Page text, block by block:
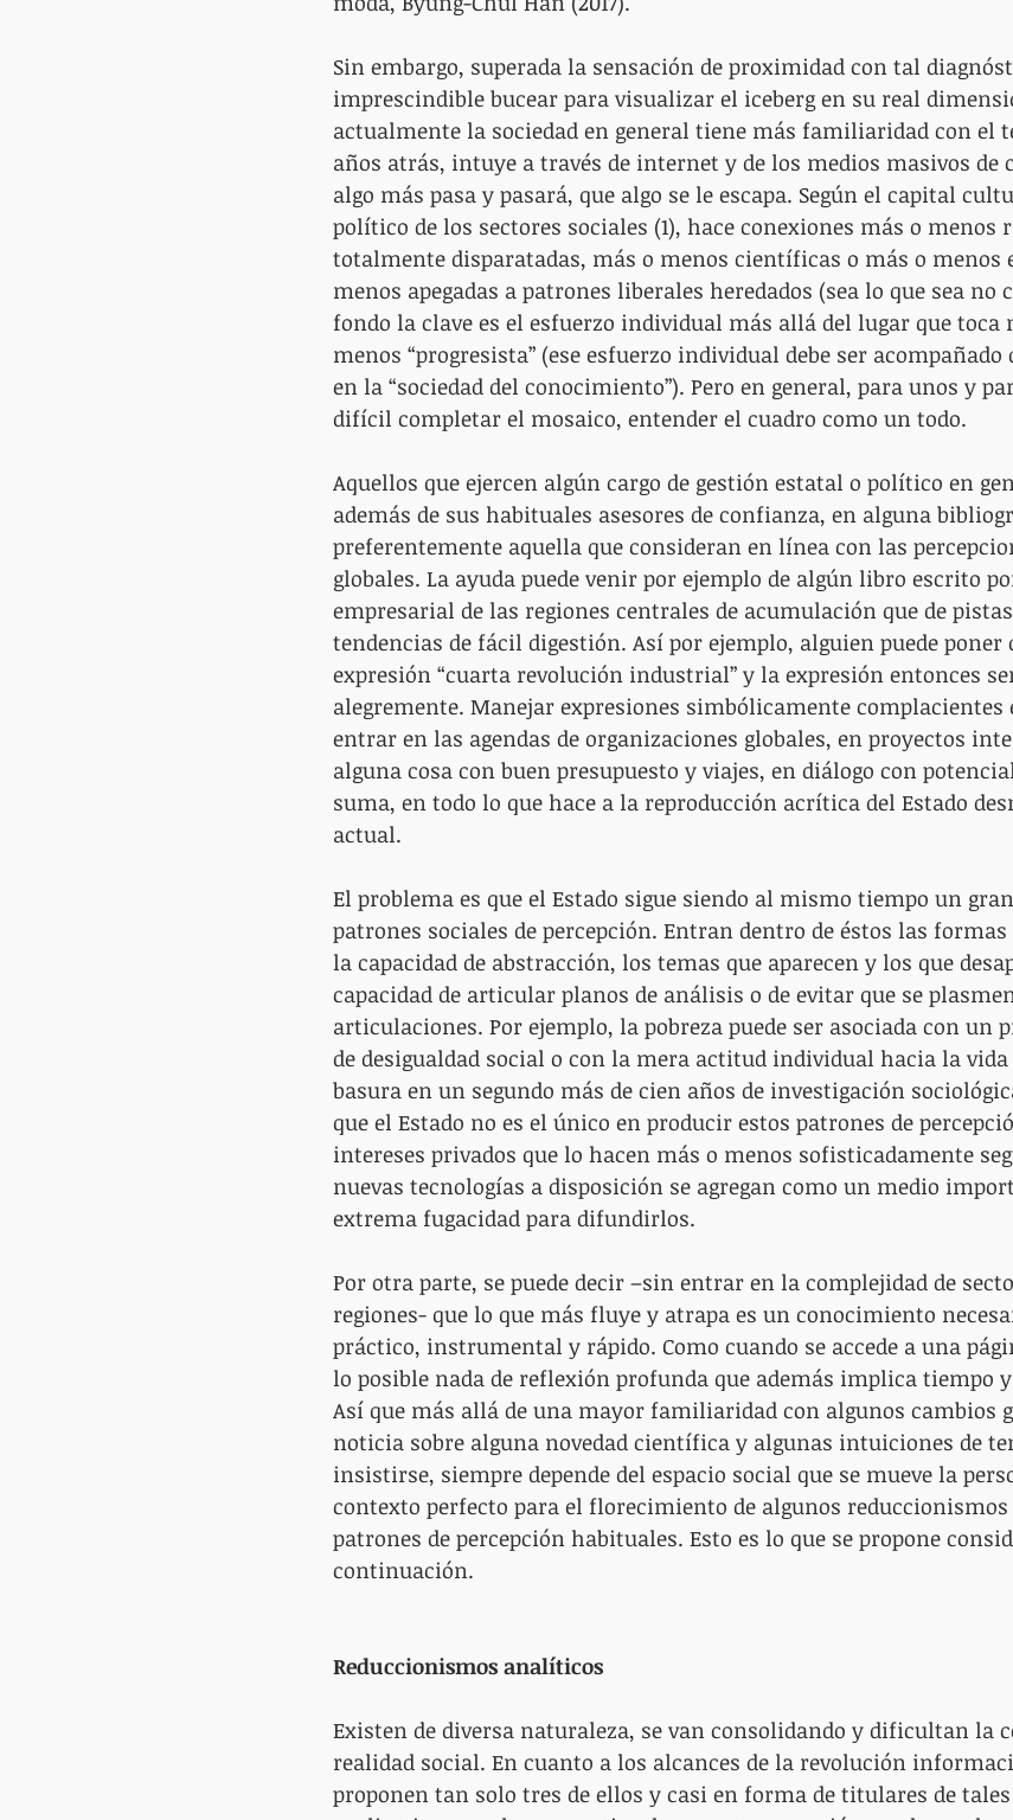
Sin embargo, superada la sensación de proximidad con tal
imprescindible bucear para visualizar el iceberg en su real
actualmente la sociedad en general tiene más familiaridad con el
años atrás, intuye a través de internet y de los medios masivos de
algo más pasa y pasará, que algo se le escapa. Según el capital
político de los sectores sociales (1), hace conexiones más o menos
totalmente disparatadas, más o menos científicas o más o menos
menos apegadas a patrones liberales heredados (sea lo que sea no
fondo la clave es el esfuerzo individual más allá del lugar que toca
menos “progresista” (ese esfuerzo individual debe ser acompañado
en la “sociedad del conocimiento”). Pero en general, para unos y
difícil completar el mosaico, entender el cuadro como un todo.
Aquellos que ejercen algún cargo de gestión estatal o político en
además de sus habituales asesores de confianza, en alguna
preferentemente aquella que consideran en línea con las
globales. La ayuda puede venir por ejemplo de algún libro escrito
empresarial de las regiones centrales de acumulación que de
tendencias de fácil digestión. Así por ejemplo, alguien puede poner
expresión “cuarta revolución industrial” y la expresión entonces
alegremente. Manejar expresiones simbólicamente complacientes
entrar en las agendas de organizaciones globales, en proyectos
alguna cosa con buen presupuesto y viajes, en diálogo con
suma, en todo lo que hace a la reproducción acrítica del Estado
actual.
El problema es que el Estado sigue siendo al mismo tiempo un
patrones sociales de percepción. Entran dentro de éstos las
la capacidad de abstracción, los temas que aparecen y los que
capacidad de articular planos de análisis o de evitar que se
articulaciones. Por ejemplo, la pobreza puede ser asociada con un
de desigualdad social o con la mera actitud individual hacia la
basura en un segundo más de cien años de investigación
que el Estado no es el único en producir estos patrones de
intereses privados que lo hacen más o menos sofisticadamente
nuevas tecnologías a disposición se agregan como un medio
extrema fugacidad para difundirlos.
Por otra parte, se puede decir –sin entrar en la complejidad de
regiones- que lo que más fluye y atrapa es un conocimiento
práctico, instrumental y rápido. Como cuando se accede a una
lo posible nada de reflexión profunda que además implica tiempo
Así que más allá de una mayor familiaridad con algunos cambios
noticia sobre alguna novedad científica y algunas intuiciones de
insistirse, siempre depende del espacio social que se mueve la
contexto perfecto para el florecimiento de algunos
patrones de percepción habituales. Esto es lo que se propone
continuación.
Reduccionismos analíticos
Existen de diversa naturaleza, se van consolidando y dificultan la
realidad social. En cuanto a los alcances de la revolución
proponen tan solo tres de ellos y casi en forma de titulares de